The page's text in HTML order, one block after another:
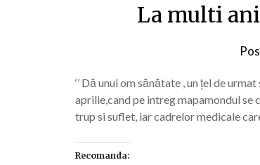
La multi
‘’ Dă unui om sănătate , un țel de
aprilie,cand pe intreg mapamondul
trup si suflet, iar cadrelor medicale
Recomanda: